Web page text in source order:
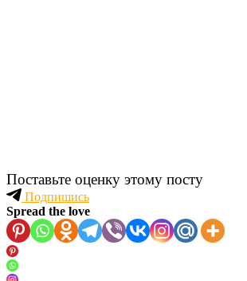
Поставьте оценку этому посту
Подпишись
Spread the love